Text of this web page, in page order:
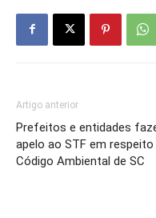
Artigo anterior
Prefeitos e entidades
apelo ao STF em respeito
Código Ambiental de SC